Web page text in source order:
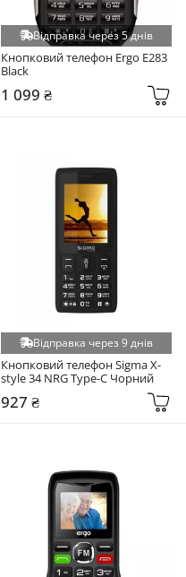
Відправка через 5 днів
Кнопковий телефон Ergo E283
Black
1 099 ₴
Відправка через 9 днів
Кнопковий телефон Sigma X-
style 34 NRG Type-C Чорний
927 ₴